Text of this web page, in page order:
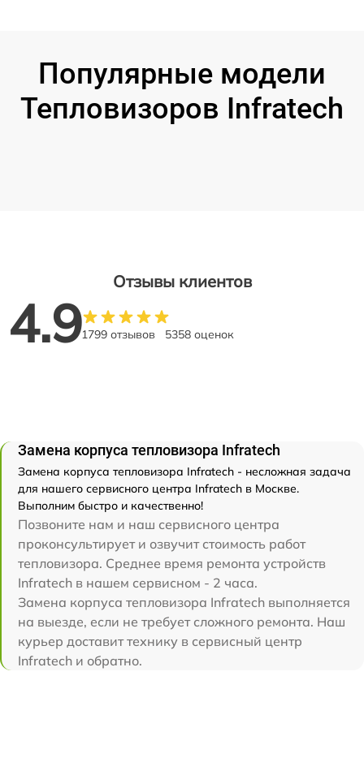
Популярные модели
Тепловизоров Infratech
Отзывы клиентов
4.91799 отзывов 5358 оценок
Замена корпуса тепловизора Infratech
Замена корпуса тепловизора Infratech - несложная задача
для нашего сервисного центра Infratech в Москве.
Выполним быстро и качественно!
Позвоните нам и наш сервисного центра
проконсультирует и озвучит стоимость работ
тепловизора. Среднее время ремонта устройств
Infratech в нашем сервисном - 2 часа.
Замена корпуса тепловизора Infratech выполняется
на выезде, если не требует сложного ремонта. Наш
курьер доставит технику в сервисный центр
Infratech и обратно.